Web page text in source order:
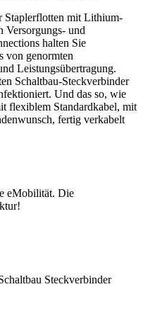
Staplerflotten mit Lithium-
Versorgungs- und
halten Sie
von genormten
Leistungsübertragung.
Schaltbau-Steckverbinder
Und das so, wie
flexiblem Standardkabel, mit
fertig verkabelt
eMobilität. Die
Steckverbinder